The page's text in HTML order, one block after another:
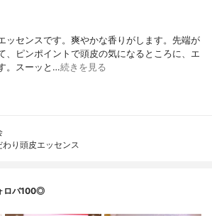
ッセンスです。爽やかな香りがします。先端が
、ピンポイントで頭皮の気になるところに、エ
。スーッと…続きを見る
り頭皮エッセンス
ロバ100◎